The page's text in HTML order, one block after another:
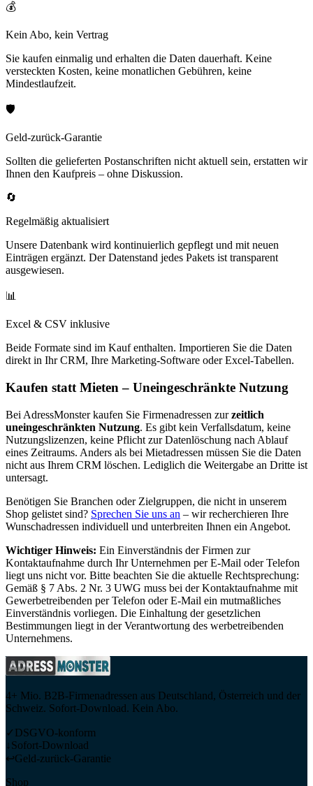
💰
Kein Abo, kein Vertrag
Sie kaufen einmalig und erhalten die Daten dauerhaft. Keine
versteckten Kosten, keine monatlichen Gebühren, keine
Mindestlaufzeit.
🛡️
Geld-zurück-Garantie
Sollten die gelieferten Postanschriften nicht aktuell sein, erstatten wir
Ihnen den Kaufpreis – ohne Diskussion.
🔄
Regelmäßig aktualisiert
Unsere Datenbank wird kontinuierlich gepflegt und mit neuen
Einträgen ergänzt. Der Datenstand jedes Pakets ist transparent
ausgewiesen.
📊
Excel & CSV inklusive
Beide Formate sind im Kauf enthalten. Importieren Sie die Daten
direkt in Ihr CRM, Ihre Marketing-Software oder Excel-Tabellen.
Kaufen statt Mieten – Uneingeschränkte Nutzung
Bei AdressMonster kaufen Sie Firmenadressen zur zeitlich
uneingeschränkten Nutzung. Es gibt kein Verfallsdatum, keine
Nutzungslizenzen, keine Pflicht zur Datenlöschung nach Ablauf
eines Zeitraums. Anders als bei Mietadressen müssen Sie die Daten
nicht aus Ihrem CRM löschen. Lediglich die Weitergabe an Dritte ist
untersagt.
Benötigen Sie Branchen oder Zielgruppen, die nicht in unserem
Shop gelistet sind? Sprechen Sie uns an – wir recherchieren Ihre
Wunschadressen individuell und unterbreiten Ihnen ein Angebot.
Wichtiger Hinweis: Ein Einverständnis der Firmen zur
Kontaktaufnahme durch Ihr Unternehmen per E-Mail oder Telefon
liegt uns nicht vor. Bitte beachten Sie die aktuelle Rechtsprechung:
Gemäß § 7 Abs. 2 Nr. 3 UWG muss bei der Kontaktaufnahme mit
Gewerbetreibenden per Telefon oder E-Mail ein mutmaßliches
Einverständnis vorliegen. Die Einhaltung der gesetzlichen
Bestimmungen liegt in der Verantwortung des werbetreibenden
Unternehmens.
4+ Mio. B2B-Firmenadressen aus Deutschland, Österreich und der
Schweiz. Sofort-Download. Kein Abo.
✓ DSGVO-konform
↓Sofort-Download
↩Geld-zurück-Garantie
Shop